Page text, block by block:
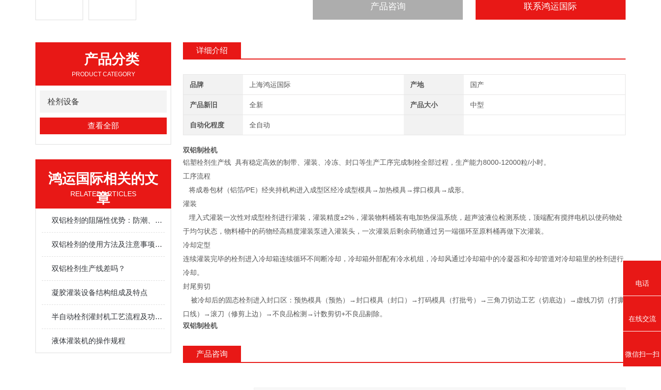
产品咨询 联系鸿运国际
产品分类
PRODUCT CATEGORY
栓剂设备
查看全部
鸿运国际相关的文
章
RELATED ARTICLES
双铝栓剂的阻隔性优势：防潮、避光、延长有效期
双铝栓剂的使用方法及注意事项科普
双铝栓剂生产线差吗？
凝胶灌装设备结构组成及特点
半自动栓剂灌封机工艺流程及功能特点
液体灌装机的操作规程
详细介绍
品牌 上海鸿运国际 产地 国产
产品新旧 全新 产品大小 中型
自动化程度 全自动
双铝制栓机
铝塑栓剂生产线 具有稳定高效的制带、灌装、冷冻、封口等生产工序完成制栓全部过程，生产能力8000-12000粒/小时。
工序流程
将成卷包材（铝箔/PE）经夹持机构进入成型区经冷成型模具→加热模具→撑口模具→成形。
灌装
埋入式灌装一次性对成型栓剂进行灌装，灌装精度±2%，灌装物料桶装有电加热保温系统，超声波液位检测系统，顶端配有搅拌电机以使药物处
于均匀状态，物料桶中的药物经高精度灌装泵进入灌装头，一次灌装后剩余药物通过另一端循环至原料桶再做下次灌装。
冷却定型
连续灌装完毕的栓剂进入冷却箱连续循环不间断冷却，冷却箱外部配有冷水机组，冷却风通过冷却箱中的冷凝器和冷却管道对冷却箱里的栓剂进行
冷却。
封尾剪切
被冷却后的固态栓剂进入封口区：预热模具（预热）→封口模具（封口）→打码模具（打批号）→三角刀切边工艺（切底边）→虚线刀切（打撕
口线）→滚刀（修剪上边）→不良品检测→计数剪切+不良品剔除。
双铝制栓机
产品咨询
电话
在线交流
微信扫一扫